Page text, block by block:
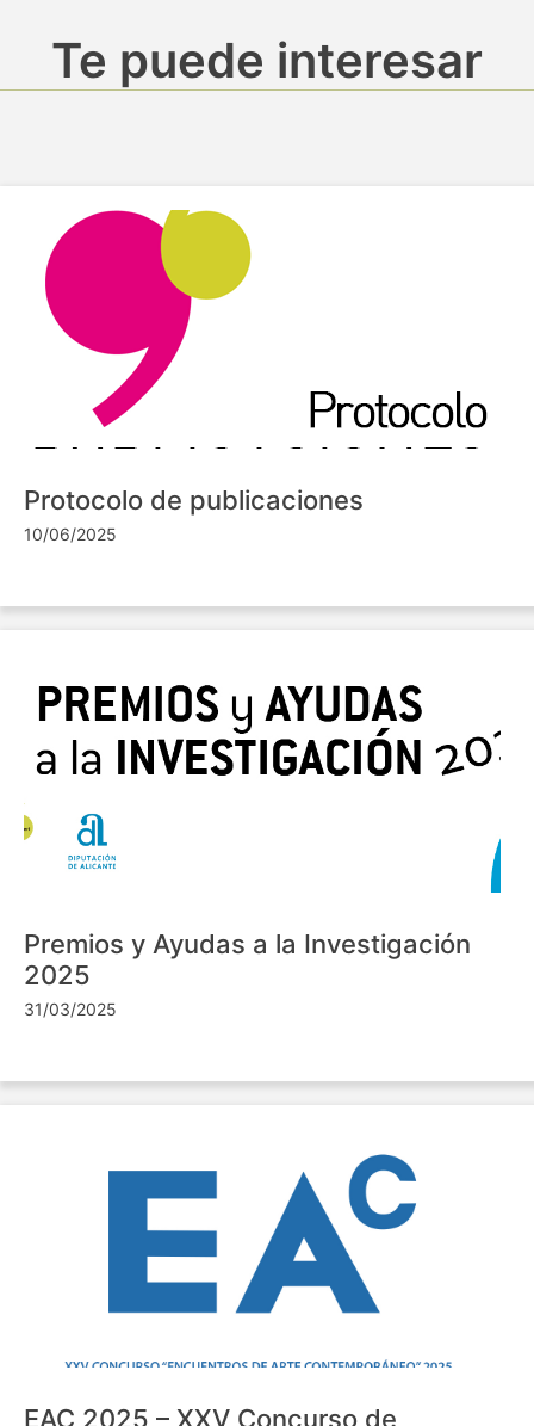
Te puede interesar
Protocolo de publicaciones
10/06/2025
Premios y Ayudas a la Investigación
2025
31/03/2025
EAC 2025 – XXV Concurso de